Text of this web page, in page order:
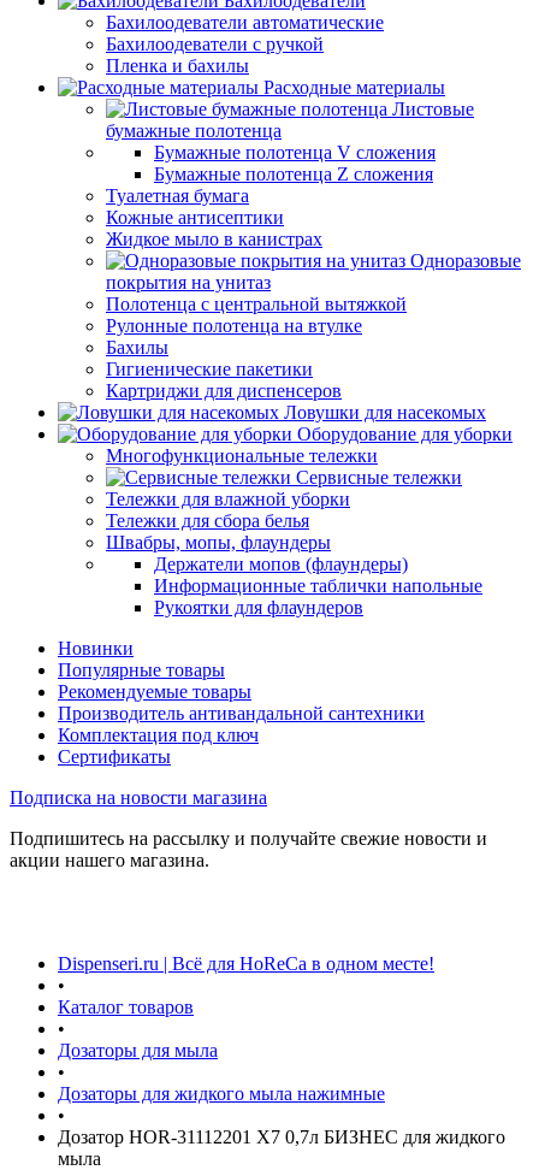
Бахилоодеватели автоматические
Бахилоодеватели с ручкой
Пленка и бахилы
Расходные материалы
Листовые
бумажные полотенца
Бумажные полотенца V сложения
Бумажные полотенца Z сложения
Туалетная бумага
Кожные антисептики
Жидкое мыло в канистрах
Одноразовые
покрытия на унитаз
Полотенца с центральной вытяжкой
Рулонные полотенца на втулке
Бахилы
Гигиенические пакетики
Картриджи для диспенсеров
Ловушки для насекомых
Оборудование для уборки
Многофункциональные тележки
Сервисные тележки
Тележки для влажной уборки
Тележки для сбора белья
Швабры, мопы, флаундеры
Держатели мопов (флаундеры)
Информационные таблички напольные
Рукоятки для флаундеров
Новинки
Популярные товары
Рекомендуемые товары
Производитель антивандальной сантехники
Комплектация под ключ
Сертификаты
Подписка на новости магазина
Подпишитесь на рассылку и получайте свежие новости и
акции нашего магазина.
Dispenseri.ru | Всё для HoReCa в одном месте!
•
Каталог товаров
•
Дозаторы для мыла
•
Дозаторы для жидкого мыла нажимные
•
Дозатор HOR-31112201 X7 0,7л БИЗНЕС для жидкого
мыла